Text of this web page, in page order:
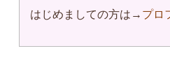
はじめましての方は→プロ